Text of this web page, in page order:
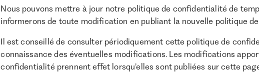
Nous pouvons mettre à jour notre politique de confidentialité de
informerons de toute modification en publiant la nouvelle politique
Il est conseillé de consulter périodiquement cette politique de
connaissance des éventuelles modifications. Les modifications
confidentialité prennent effet lorsqu’elles sont publiées sur cette